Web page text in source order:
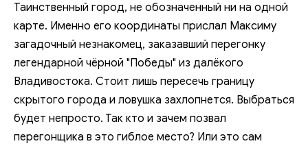
Таинственный город, не обозначенный ни на одной
карте. Именно его координаты прислал Максиму
загадочный незнакомец, заказавший перегонку
легендарной чёрной "Победы" из далёкого
Владивостока. Стоит лишь пересечь границу
скрытого города и ловушка захлопнется. Выбраться
будет непросто. Так кто и зачем позвал
перегонщика в это гиблое место? Или это сам